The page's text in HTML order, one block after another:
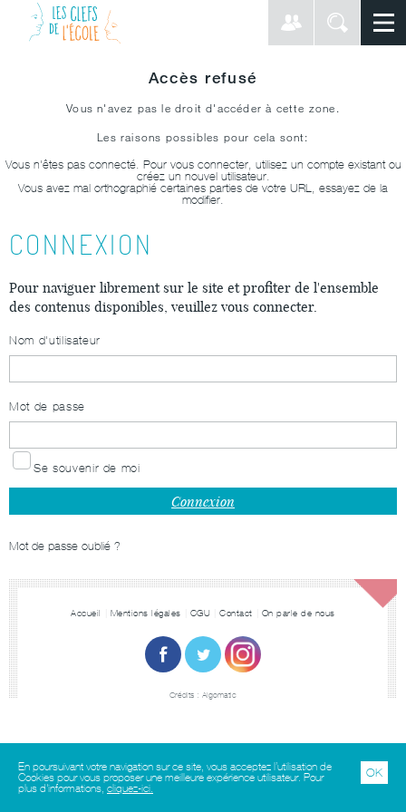
Accès refusé
Vous n'avez pas le droit d'accéder à cette zone.
Les raisons possibles pour cela sont:
Vous n'êtes pas connecté. Pour vous connecter, utilisez un compte existant ou
créez un nouvel utilisateur.
Vous avez mal orthographié certaines parties de votre URL, essayez de la
modifier.
CONNEXION
Pour naviguer librement sur le site et profiter de l'ensemble
des contenus disponibles, veuillez vous connecter.
Nom d'utilisateur
Mot de passe
Se souvenir de moi
Mot de passe oublié ?
Accueil Mentions légales CGU Contact On parle de nous
Crédits : Algomatic
En poursuivant votre navigation sur ce site, vous acceptez l’utilisation de
Cookies pour vous proposer une meilleure expérience utilisateur. Pour
plus d'informations, cliquez-ici.
OK